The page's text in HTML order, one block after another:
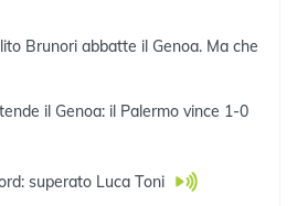
Brunori abbatte il Genoa. Ma che
il Genoa: il Palermo vince 1-0
superato Luca Toni